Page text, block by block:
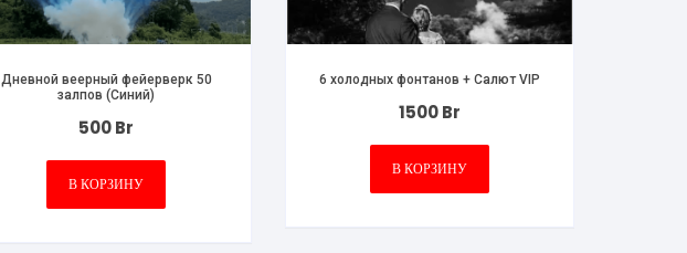
Дневной веерный фейерверк 50
залпов (Синий)
500Br
В КОРЗИНУ
6 холодных фонтанов + Салют VIP
1500Br
В КОРЗИНУ